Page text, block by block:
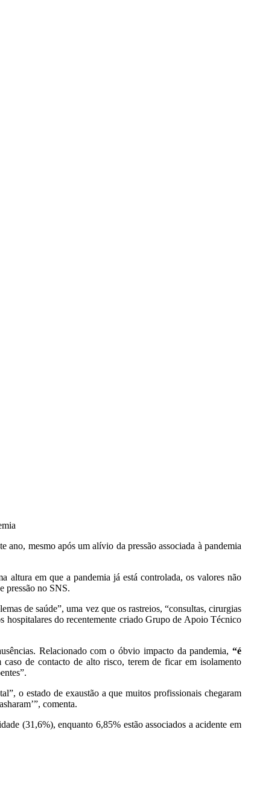
mesmo após um alívio da pressão associada à pandemia
altura em que a pandemia já está controlada, os valores não
pressão no SNS.
de saúde”, uma vez que os rastreios, “consultas, cirurgias
hospitalares do recentemente criado Grupo de Apoio Técnico
Relacionado com o óbvio impacto da pandemia,“é
caso de contacto de alto risco, terem de ficar em isolamento
o estado de exaustão a que muitos profissionais chegaram
comenta.
(31,6%), enquanto 6,85% estão associados a acidente em